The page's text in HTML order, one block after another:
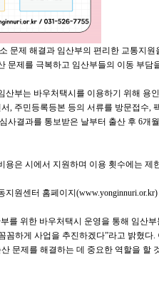
문제 해결과 임산부의 편리한 교통지
문제를 극복하고 임산부들의 이동 부담
산부는 바우처택시를 이용하기 위해 용
, 주민등록등본 등의 서류를 방문접수,
사결과를 통보받은 날부터 출산 후 6개
용은 시에서 지원하며 이용 횟수에는
지원센터 홈페이지(www.yonginnuri.or.kr)
를 위한 바우처택시 운영을 통해 임산
꼼하게 사업을 추진하겠다”라고 밝혔
문제를 해결하는 데 중요한 역할을 할